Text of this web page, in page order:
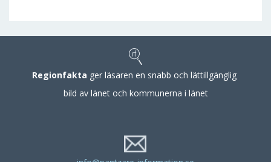
Regionfakta ger läsaren en snabb och lättillgänglig
bild av länet och kommunerna i länet